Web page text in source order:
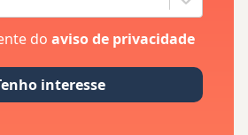
do aviso de privacidade
interesse